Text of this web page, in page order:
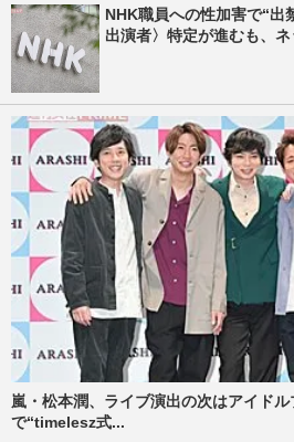
NHK職員への性加害で“出
出演者〉特定が進むも、ネ
嵐・松本潤、ライブ演出の次はアイド
で“timelesz式...